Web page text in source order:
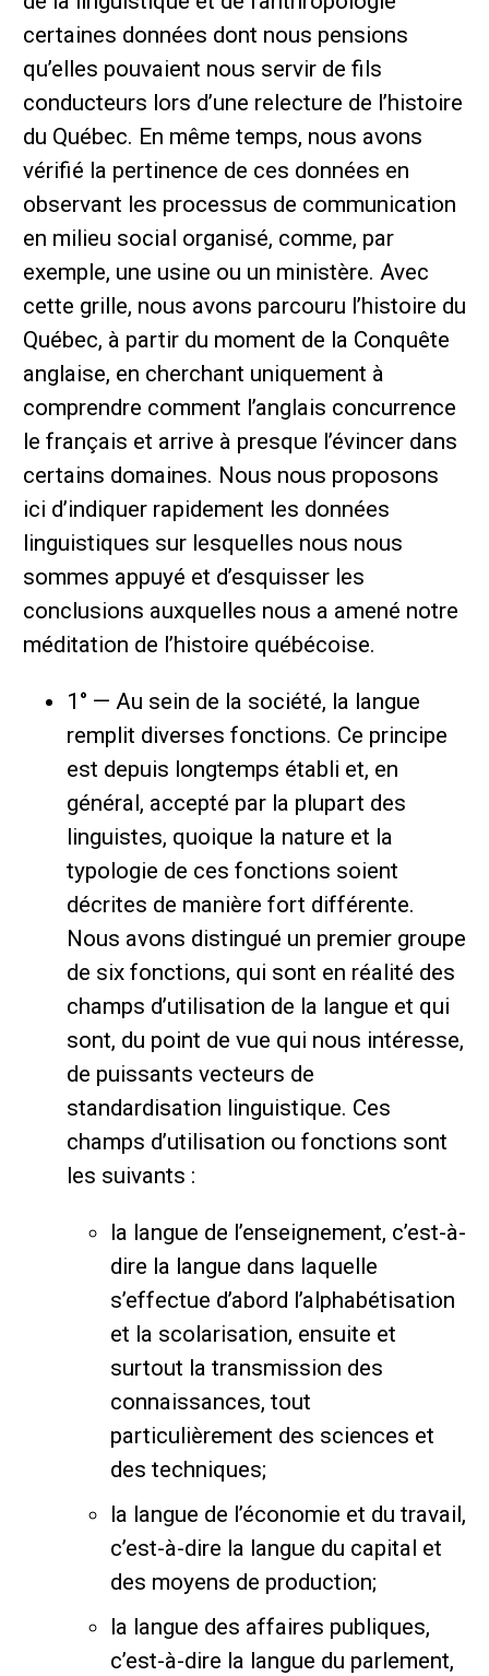
certaines données dont nous pensions
qu’elles pouvaient nous servir de fils
conducteurs lors d’une relecture de l’histoire
du Québec. En même temps, nous avons
vérifié la pertinence de ces données en
observant les processus de communication
en milieu social organisé, comme, par
exemple, une usine ou un ministère. Avec
cette grille, nous avons parcouru l’histoire du
Québec, à partir du moment de la Conquête
anglaise, en cherchant uniquement à
comprendre comment l’anglais concurrence
le français et arrive à presque l’évincer dans
certains domaines. Nous nous proposons
ici d’indiquer rapidement les données
linguistiques sur lesquelles nous nous
sommes appuyé et d’esquisser les
conclusions auxquelles nous a amené notre
méditation de l’histoire québécoise.
1° — Au sein de la société, la langue
remplit diverses fonctions. Ce principe
est depuis longtemps établi et, en
général, accepté par la plupart des
linguistes, quoique la nature et la
typologie de ces fonctions soient
décrites de manière fort différente.
Nous avons distingué un premier groupe
de six fonctions, qui sont en réalité des
champs d’utilisation de la langue et qui
sont, du point de vue qui nous intéresse,
de puissants vecteurs de
standardisation linguistique. Ces
champs d’utilisation ou fonctions sont
les suivants :
la langue de l’enseignement, c’est-à-
dire la langue dans laquelle
s’effectue d’abord l’alphabétisation
et la scolarisation, ensuite et
surtout la transmission des
connaissances, tout
particulièrement des sciences et
des techniques;
la langue de l’économie et du travail,
c’est-à-dire la langue du capital et
des moyens de production;
la langue des affaires publiques,
c’est-à-dire la langue du parlement,